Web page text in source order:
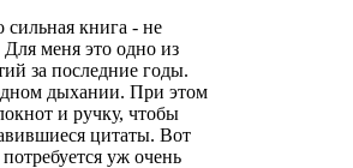
сильная книга - не
Для меня это одно из
за последние годы.
дыхании. При этом
и ручку, чтобы
цитаты. Вот
уж очень